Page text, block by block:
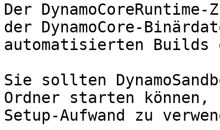
Der
der DynamoCore-
automatisierten
Sie sollten
Ordner starten können,
Setup-Aufwand zu